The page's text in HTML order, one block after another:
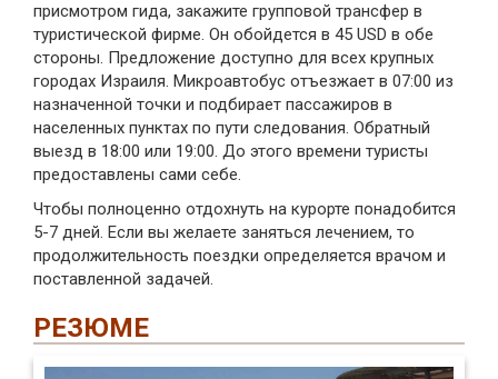
присмотром гида, закажите групповой трансфер в
туристической фирме. Он обойдется в 45 USD в обе
стороны. Предложение доступно для всех крупных
городах Израиля. Микроавтобус отъезжает в 07:00 из
назначенной точки и подбирает пассажиров в
населенных пунктах по пути следования. Обратный
выезд в 18:00 или 19:00. До этого времени туристы
предоставлены сами себе.
Чтобы полноценно отдохнуть на курорте понадобится
5-7 дней. Если вы желаете заняться лечением, то
продолжительность поездки определяется врачом и
поставленной задачей.
РЕЗЮМЕ